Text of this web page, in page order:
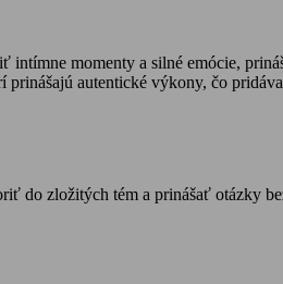
intímne momenty a silné emócie,
prinášajú autentické výkony, čo
do zložitých tém a prinášať otázky